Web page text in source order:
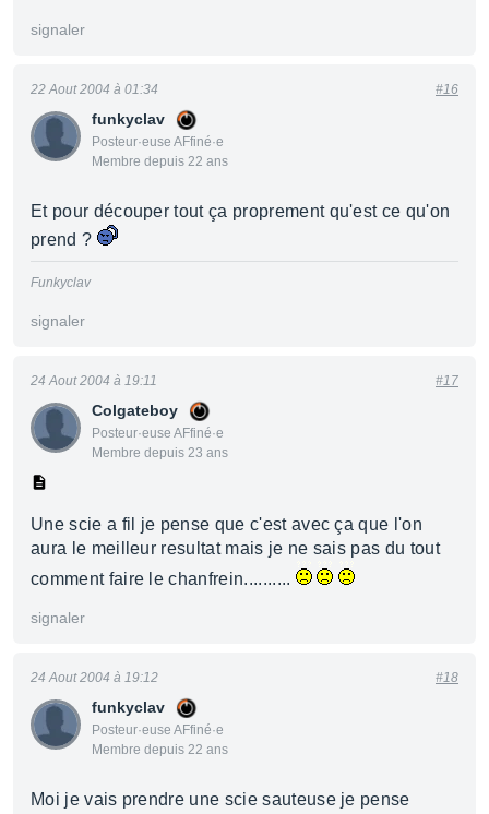
signaler
funkyclav
Posteur·euse AFfiné·e
Membre depuis 22 ans
22 Aout 2004 à 01:34 #16
Et pour découper tout ça proprement qu'est ce qu'on
prend ?
Funkyclav
signaler
Colgateboy
Posteur·euse AFfiné·e
Membre depuis 23 ans
24 Aout 2004 à 19:11 #17
Une scie a fil je pense que c'est avec ça que l'on
aura le meilleur resultat mais je ne sais pas du tout
comment faire le chanfrein..........
signaler
funkyclav
Posteur·euse AFfiné·e
Membre depuis 22 ans
24 Aout 2004 à 19:12 #18
Moi je vais prendre une scie sauteuse je pense